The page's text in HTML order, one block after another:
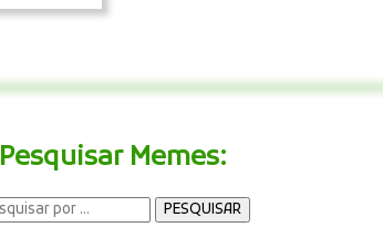
Pesquisar Memes: